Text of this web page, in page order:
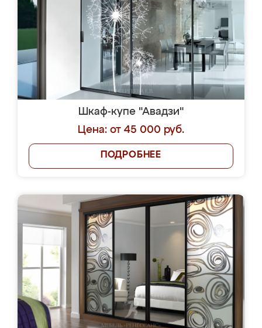
Шкаф-купе "Авадзи"
Цена: от 45 000 руб.
ПОДРОБНЕЕ